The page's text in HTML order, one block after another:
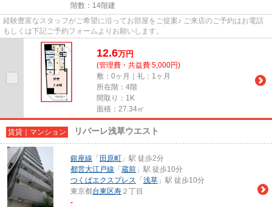
階数：14階建
経験豊富なスタッフがご希望に沿ってお部屋をご提案♪ ご来店のご予約はお電話
もしくは下記ご予約フォームよりお願いします。
12.6万円
(管理費・共益費 5,000円)
敷：0ヶ月｜礼：1ヶ月
所在階：4階
間取り：1K
面積：27.34㎡
賃貸｜マンション リバーレ浅草ウエスト
銀座線 「 田原町 」駅 徒歩2分
都営大江戸線 「 蔵前 」駅 徒歩10分
つくばエクスプレス 「 浅草 」駅 徒歩10分
東京都台東区寿 ２丁目
-